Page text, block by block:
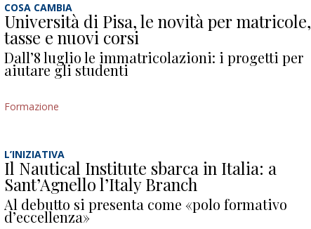
COSA CAMBIA
Università di Pisa, le novità per matricole,
tasse e nuovi corsi
Dall’8 luglio le immatricolazioni: i progetti per
aiutare gli studenti
Formazione
L’INIZIATIVA
Il Nautical Institute sbarca in Italia: a
Sant’Agnello l’Italy Branch
Al debutto si presenta come «polo formativo
d’eccellenza»